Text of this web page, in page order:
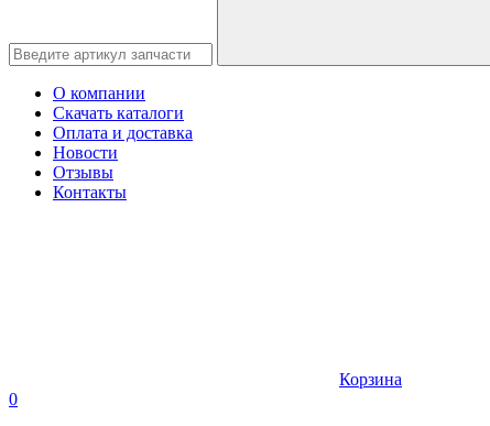
О компании
Скачать каталоги
Оплата и доставка
Новости
Отзывы
Контакты
Корзина
0